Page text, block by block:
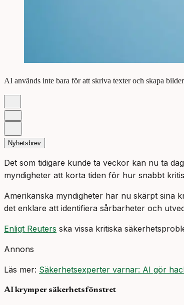
AI används inte bara för att skriva texter och skapa
Nyhetsbrev
Det som tidigare kunde ta veckor kan nu ta
myndigheter att korta tiden för hur snabbt
Amerikanska myndigheter har nu skärpt sina
det enklare att identifiera sårbarheter och
Enligt Reuters ska vissa kritiska
Annons
Läs mer: Säkerhetsexperter varnar: AI gör
AI krymper säkerhetsfönstret